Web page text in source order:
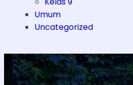
Umum
Uncategorized